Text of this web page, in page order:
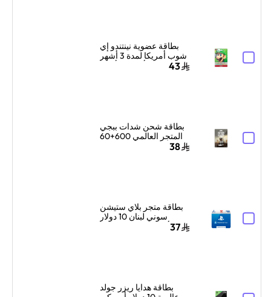
بطاقة عضوية نينتندو إي
شوب أمريكا لمدة 3 أشهر
43
بطاقة شحن شدات ببجي
المتجر العالمي 600+60
شدة إرسال الكود الرقمي
38
بطاقة متجر بلاي ستيشن
سوني لبنان 10 دولار
37
بطاقة هدايا ريزر جولد